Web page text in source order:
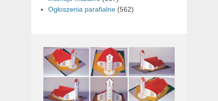
Ogłoszenia parafialne (562)